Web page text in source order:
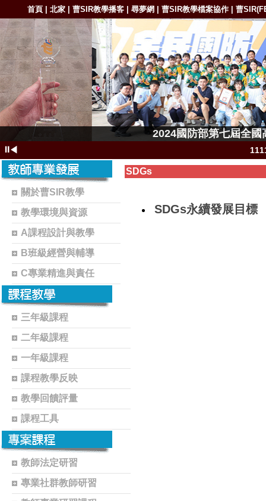
首頁 |北家 |曹SIR教學播客 |尋夢網 |曹SIR教學檔案協作 |曹
2024國防部第七屆全
⏸◀
1111-
1111-1111111
1111-
1102-
關於曹SIR教學
教學環境與資源
A課程設計與教學
B班級經營與輔導
C專業精進與責任
三年級課程
二年級課程
一年級課程
課程教學反映
教學回饋評量
課程工具
教師法定研習
專業社群教師研習
SDGs
SDGs永續發展目標